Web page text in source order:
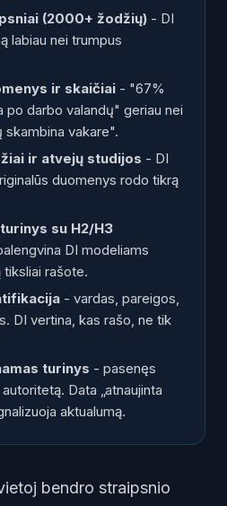
(2000+ žodžių) - DI
labiau nei trumpus
ir skaičiai - "67%
po darbo valandų" geriau nei
skambina vakare".
ir atvejų studijos - DI
duomenys rodo tikrą
su H2/H3
DI modeliams
rašote.
- vardas, pareigos,
DI vertina, kas rašo, ne tik
turinys - pasenęs
Data „atnaujinta
aktualumą.
bendro straipsnio